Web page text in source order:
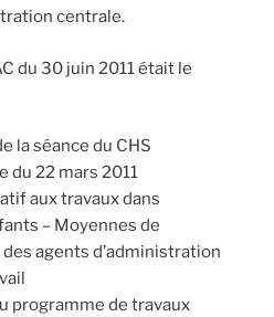
centrale.
du 30 juin 2011 était le
la séance du CHS
du 22 mars 2011
aux travaux dans
– Moyennes de
agents d’administration
programme de travaux